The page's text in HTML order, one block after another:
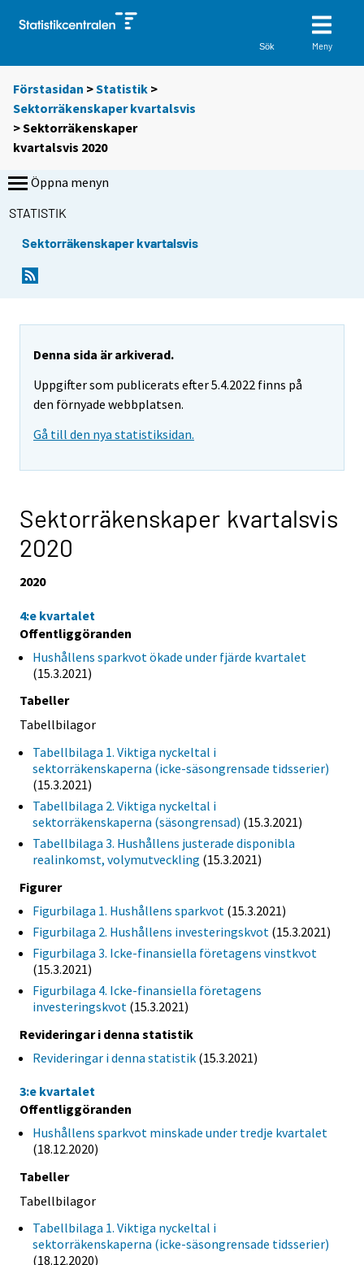
Sök Meny
Förstasidan >Statistik >
Sektorräkenskaper kvartalsvis
> Sektorräkenskaper
kvartalsvis 2020
Öppna menyn
STATISTIK
Sektorräkenskaper kvartalsvis
Denna sida är arkiverad.
Uppgifter som publicerats efter 5.4.2022 finns på
den förnyade webbplatsen.
Gå till den nya statistiksidan.
Sektorräkenskaper kvartalsvis
2020
2020
4:e kvartalet
Offentliggöranden
Hushållens sparkvot ökade under fjärde kvartalet
(15.3.2021)
Tabeller
Tabellbilagor
Tabellbilaga 1. Viktiga nyckeltal i
sektorräkenskaperna (icke-säsongrensade tidsserier)
(15.3.2021)
Tabellbilaga 2. Viktiga nyckeltal i
sektorräkenskaperna (säsongrensad) (15.3.2021)
Tabellbilaga 3. Hushållens justerade disponibla
realinkomst, volymutveckling (15.3.2021)
Figurer
Figurbilaga 1. Hushållens sparkvot (15.3.2021)
Figurbilaga 2. Hushållens investeringskvot (15.3.2021)
Figurbilaga 3. Icke-finansiella företagens vinstkvot
(15.3.2021)
Figurbilaga 4. Icke-finansiella företagens
investeringskvot (15.3.2021)
Revideringar i denna statistik
Revideringar i denna statistik (15.3.2021)
3:e kvartalet
Offentliggöranden
Hushållens sparkvot minskade under tredje kvartalet
(18.12.2020)
Tabeller
Tabellbilagor
Tabellbilaga 1. Viktiga nyckeltal i
sektorräkenskaperna (icke-säsongrensade tidsserier)
(18.12.2020)